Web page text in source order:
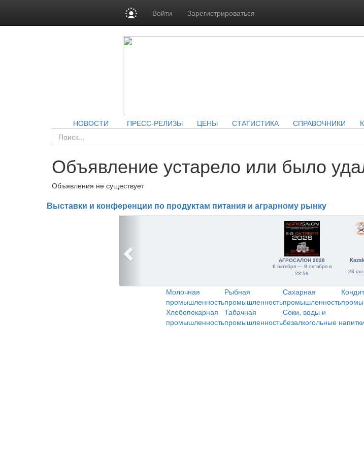
Войти Зарегистрироваться
НОВОСТИ ПРЕСС-РЕЛИЗЫ ЦЕНЫ СТАТИСТИКА СПРАВОЧНИКИ
Объявление устарело или было
Объявления не существует
Выставки и конференции по продуктам питания и аграрному рынку
АГРОСАЛОН 2026
6 октября — 9 октября в
23:59
28
Молочная
промышленность
Рыбная
промышленность
Сахарная
промышленность
Хлебопекарная
промышленность
Табачная
промышленность
Соки, воды и
безалкогольные напитки